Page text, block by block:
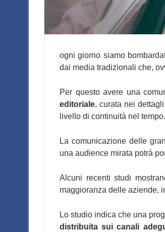
ogni giorno siamo
dai media tradizionali che,
Per questo avere una
editoriale, curata nei
livello di continuità nel tempo.
La comunicazione delle
una audience mirata potrà
Alcuni recenti studi
maggioranza delle aziende,
Lo studio indica che una
distribuita sui canali